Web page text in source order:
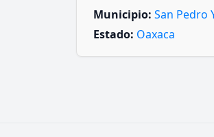
Municipio: San Pedro
Estado: Oaxaca